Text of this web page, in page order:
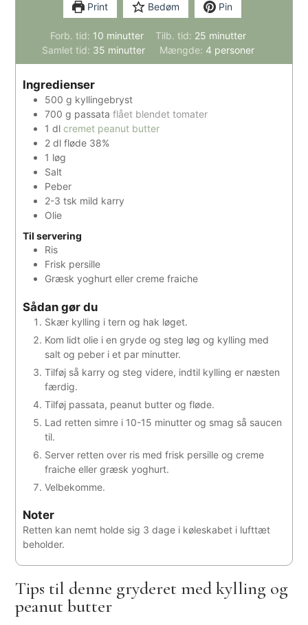
Print Bedøm Pin
Forb. tid: 10 minutter
minutter Tilb. tid: 25 minutter
minutter
Samlet tid: 35 minutter
minutter Mængde: 4 personer
Ingredienser
500 g kyllingebryst
700 g passata flået blendet tomater
1 dl cremet peanut butter
2 dl fløde 38%
1 løg
Salt
Peber
2-3 tsk mild karry
Olie
Til servering
Ris
Frisk persille
Græsk yoghurt eller creme fraiche
Sådan gør du
Skær kylling i tern og hak løget.
Kom lidt olie i en gryde og steg løg og kylling med
salt og peber i et par minutter.
Tilføj så karry og steg videre, indtil kylling er næsten
færdig.
Tilføj passata, peanut butter og fløde.
Lad retten simre i 10-15 minutter og smag så saucen
til.
Server retten over ris med frisk persille og creme
fraiche eller græsk yoghurt.
Velbekomme.
Noter
Retten kan nemt holde sig 3 dage i køleskabet i lufttæt
beholder.
Tips til denne gryderet med kylling og
peanut butter